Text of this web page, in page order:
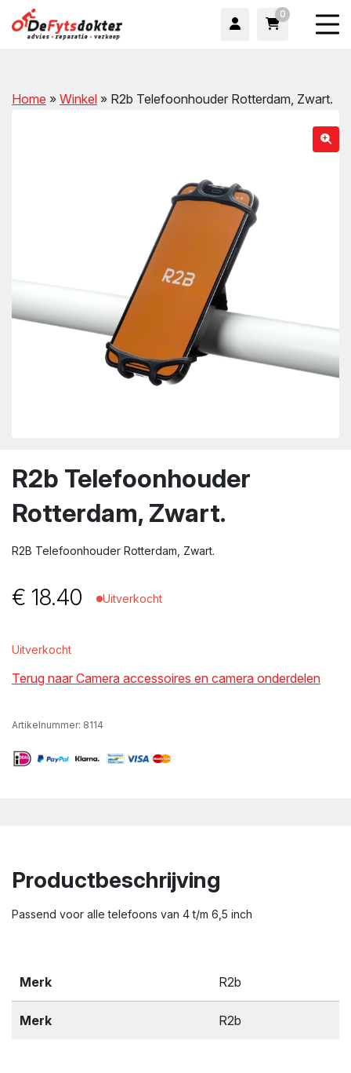
0
Home » Winkel » R2b Telefoonhouder Rotterdam, Zwart.
R2b Telefoonhouder
Rotterdam, Zwart.
R2B Telefoonhouder Rotterdam, Zwart.
€ 18.40 Uitverkocht
Uitverkocht
Terug naar Camera accessoires en camera onderdelen
Artikelnummer: 8114
Productbeschrijving
Passend voor alle telefoons van 4 t/m 6,5 inch
Merk R2b
Merk R2b